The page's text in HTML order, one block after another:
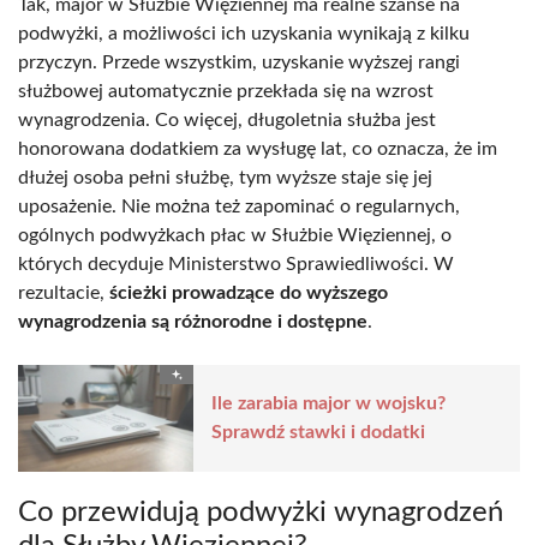
Tak, major w Służbie Więziennej ma realne szanse na
podwyżki, a możliwości ich uzyskania wynikają z kilku
przyczyn. Przede wszystkim, uzyskanie wyższej rangi
służbowej automatycznie przekłada się na wzrost
wynagrodzenia. Co więcej, długoletnia służba jest
honorowana dodatkiem za wysługę lat, co oznacza, że im
dłużej osoba pełni służbę, tym wyższe staje się jej
uposażenie. Nie można też zapominać o regularnych,
ogólnych podwyżkach płac w Służbie Więziennej, o
których decyduje Ministerstwo Sprawiedliwości. W
rezultacie, ścieżki prowadzące do wyższego
wynagrodzenia są różnorodne i dostępne.
Ile zarabia major w wojsku?
Sprawdź stawki i dodatki
Co przewidują podwyżki wynagrodzeń